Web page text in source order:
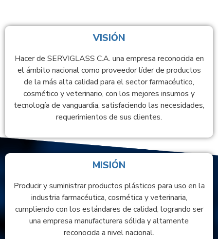
VISIÓN
Hacer de SERVIGLASS C.A. una empresa reconocida en
el ámbito nacional como proveedor líder de productos
de la más alta calidad para el sector farmacéutico,
cosmético y veterinario, con los mejores insumos y
tecnología de vanguardia, satisfaciendo las necesidades,
requerimientos de sus clientes.
MISIÓN
Producir y suministrar productos plásticos para uso en la
industria farmacéutica, cosmética y veterinaria,
cumpliendo con los estándares de calidad, logrando ser
una empresa manufacturera sólida y altamente
reconocida a nivel nacional.